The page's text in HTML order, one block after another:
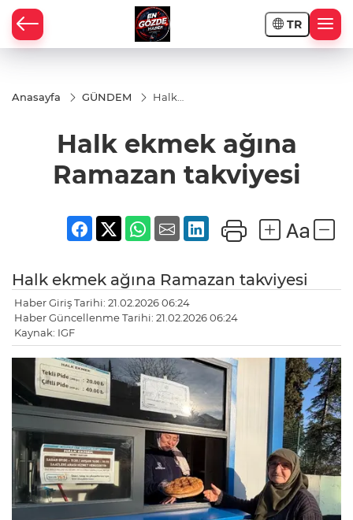
TR
Anasayfa GÜNDEM
Halk
Ramazan
takviyesi
Halk ekmek ağına
Ramazan takviyesi
Halk ekmek ağına Ramazan takviyesi
Haber Giriş Tarihi: 21.02.2026 06:24
Haber Güncellenme Tarihi: 21.02.2026 06:24
Kaynak: IGF